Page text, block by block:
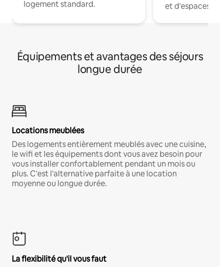
logement standard.
et d'espaces
Équipements et avantages des séjours
longue durée
Locations meublées
Des logements entièrement meublés avec une cuisine,
le wifi et les équipements dont vous avez besoin pour
vous installer confortablement pendant un mois ou
plus. C'est l'alternative parfaite à une location
moyenne ou longue durée.
La flexibilité qu'il vous faut